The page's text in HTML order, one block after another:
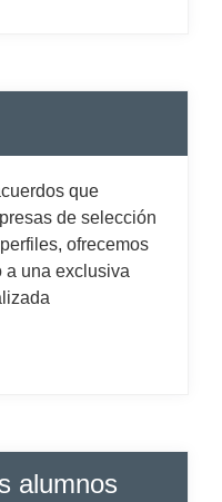
que
de selección
ofrecemos
a una exclusiva
alumnos